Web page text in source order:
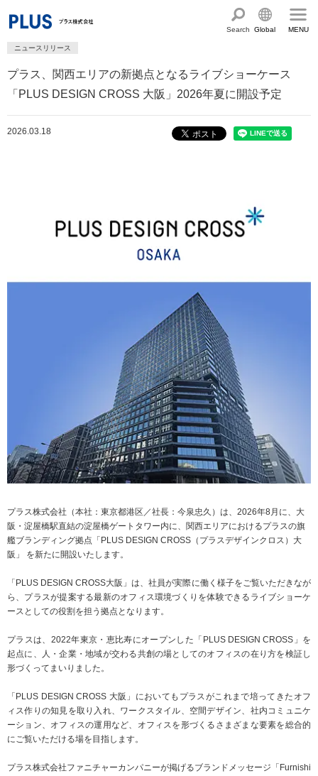
Search Global
Chinese
MENU
サステナビリティ
閉じる
プラスグループのサステナビリティ
コーポレート・ガバナンス
主な規程・方針、認証取得状況
「新たな働く環境づくり」への挑戦
「地域に根ざした学校づくり」への挑戦
これが私の社会最適
マテリアリティ
働く人に満足を。
社会に満足を。
強くしなやかな組織を築く。
サステナビリティ関連データ
数字でわかるプラスグループ
ESGパフォーマンスデータ
第三者保証
社外からの評価
GRIスタンダード対照表
閉じる
国内外拠点一覧
電子公告・決算公告
閉じる
サポートページ
お問い合わせ
文具・事務用品
流通
閉じる
ニュースリリース
プラス、関西エリアの新拠点となるライブショーケース
「PLUS DESIGN CROSS 大阪」2026年夏に開設予定
2026.03.18
プラス株式会社（本社：東京都港区／社長：今泉忠久）は、2026年8月に、大
阪・淀屋橋駅直結の淀屋橋ゲートタワー内に、関西エリアにおけるプラスの旗
艦ブランディング拠点「PLUS DESIGN CROSS（プラスデザインクロス）大
阪」 を新たに開設いたします。
「PLUS DESIGN CROSS大阪」は、社員が実際に働く様子をご覧いただきなが
ら、プラスが提案する最新のオフィス環境づくりを体験できるライブショーケ
ースとしての役割を担う拠点となります。
プラスは、2022年東京・恵比寿にオープンした「PLUS DESIGN CROSS」を
起点に、人・企業・地域が交わる共創の場としてのオフィスの在り方を検証し
形づくってまいりました。
「PLUS DESIGN CROSS 大阪」においてもプラスがこれまで培ってきたオフ
ィス作りの知見を取り入れ、ワークスタイル、空間デザイン、社内コミュニケ
ーション、オフィスの運用など、オフィスを形づくるさまざまな要素を総合的
にご覧いただける場を目指します。
プラス株式会社ファニチャーカンパニーが掲げるブランドメッセージ「Furnishi